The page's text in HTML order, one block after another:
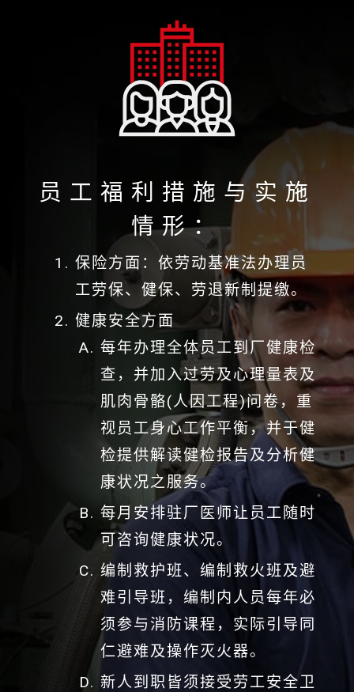
员工福利措施与实施
情形：
保险方面：依劳动基准法办理员
工劳保、健保、劳退新制提缴。
健康安全方面
每年办理全体员工到厂健康检
查，并加入过劳及心理量表及
肌肉骨骼(人因工程)问卷，重
视员工身心工作平衡，并于健
检提供解读健检报告及分析健
康状况之服务。
每月安排驻厂医师让员工随时
可咨询健康状况。
编制救护班、编制救火班及避
难引导班，编制内人员每年必
须参与消防课程，实际引导同
仁避难及操作灭火器。
新人到职皆须接受劳工安全卫